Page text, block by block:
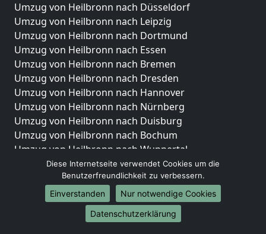
Umzug von Heilbronn nach Düsseldorf
Umzug von Heilbronn nach Leipzig
Umzug von Heilbronn nach Dortmund
Umzug von Heilbronn nach Essen
Umzug von Heilbronn nach Bremen
Umzug von Heilbronn nach Dresden
Umzug von Heilbronn nach Hannover
Umzug von Heilbronn nach Nürnberg
Umzug von Heilbronn nach Duisburg
Umzug von Heilbronn nach Bochum
Umzug von Heilbronn nach Wuppertal
Umzug von Heilbronn nach Bielefeld
Umzug von Heilbronn nach Bonn
Umzug von Heilbronn nach Münster
Internationale-Umzüge
Diese Internetseite verwendet Cookies um die
Benutzerfreundlichkeit zu verbessern.
Einverstanden
Nur notwendige Cookies
Datenschutzerklärung